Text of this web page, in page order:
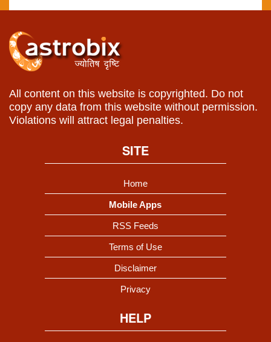
All content on this website is copyrighted. Do not
copy any data from this website without permission.
Violations will attract legal penalties.
SITE
Home
Mobile Apps
RSS Feeds
Terms of Use
Disclaimer
Privacy
HELP